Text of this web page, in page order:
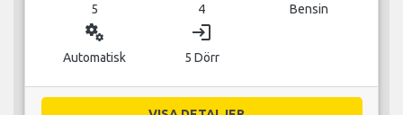
5 4 Bensin
miscellaneous_services
Automatisk
login
5 Dörr